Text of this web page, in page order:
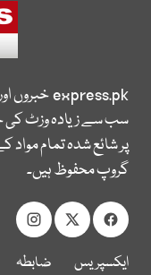
express.pkخبروں
سب سے زیادہ وزٹ کی
پر شائع شدہ تمام
گروپ محفوظ ہیں۔
ایکسپریس
ضابطہ